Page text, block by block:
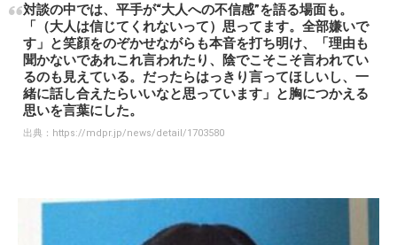
対談の中では、平手が“大人への不信感”を語る場面も。
「（大人は信じてくれないって）思ってます。全部嫌いで
す」と笑顔をのぞかせながらも本音を打ち明け、「理由も
聞かないであれこれ言われたり、陰でこそこそ言われてい
るのも見えている。だったらはっきり言ってほしいし、一
緒に話し合えたらいいなと思っています」と胸につかえる
思いを言葉にした。
出典： https://mdpr.jp/news/detail/1703580